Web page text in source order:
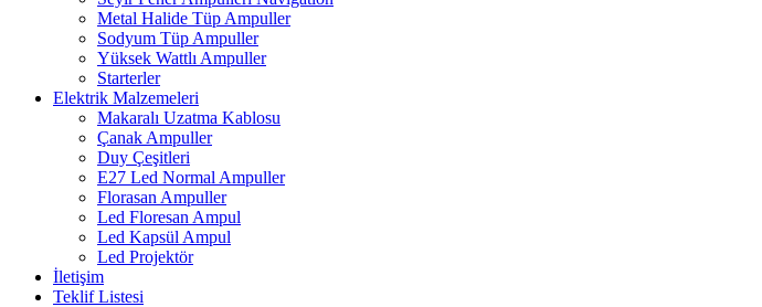
Metal Halide Tüp Ampuller
Sodyum Tüp Ampuller
Yüksek Wattlı Ampuller
Starterler
Elektrik Malzemeleri
Makaralı Uzatma Kablosu
Çanak Ampuller
Duy Çeşitleri
E27 Led Normal Ampuller
Florasan Ampuller
Led Floresan Ampul
Led Kapsül Ampul
Led Projektör
İletişim
Teklif Listesi